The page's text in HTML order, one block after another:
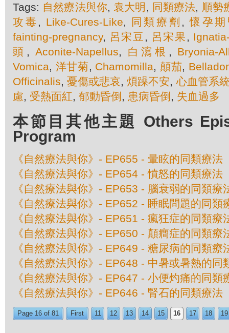
Tags: 自然療法與你,袁大明 , 同類療法, 順勢
攻毒 , Like-Cures-Like, 同類療劑 ,懷孕
fainting-pregnancy, 呂宋豆 , 呂宋果 ,
頭 ,Aconite-Napellus, 白瀉根 , Bryonia-
Vomica, 洋甘菊, Chamomilla, 顛茄,
Officinalis,憂傷或悲哀,煩躁不安,心血管系
慮, 受熱面紅, 郁動昏倒 , 患病昏倒 , 失血過多
本節目其他主題 Others
Program
《自然療法與你》- EP655 - 暈眩的同類療法
《自然療法與你》- EP654 - 憤怒的同類療法
《自然療法與你》- EP653 - 腦衰弱的同類療
《自然療法與你》- EP652 - 睡眠問題的同類
《自然療法與你》- EP651 - 瘋狂症的同類療
《自然療法與你》- EP650 - 顛癎症的同類療
《自然療法與你》- EP649 - 糖尿病的同類療
《自然療法與你》- EP648 - 中暑或暑熱的同
《自然療法與你》- EP647 - 小便灼痛的同類
《自然療法與你》- EP646 - 腎石的同類療法
Page 16 of 81 First 11 12 13 14 15 16 17 18 19